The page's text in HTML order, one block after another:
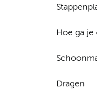
Hoe ga je
Dragen